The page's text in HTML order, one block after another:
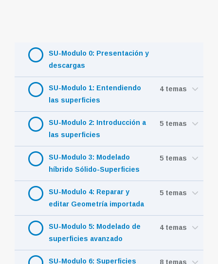
SU-Modulo 0: Presentación y
descargas
SU-Modulo 1: Entendiendo
las superficies
4 temas
SU-Modulo 2: Introducción a
las superficies
5 temas
SU-Modulo 3: Modelado
híbrido Sólido-Superficies
5 temas
SU-Modulo 4: Reparar y
editar Geometría importada
5 temas
SU-Modulo 5: Modelado de
superficies avanzado
4 temas
SU-Modulo 6: Superficies
8 temas